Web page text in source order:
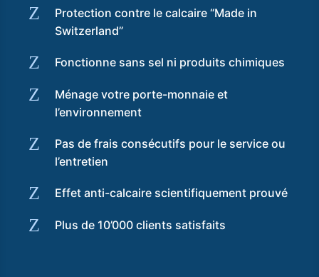
Z
Protection contre le calcaire “Made in
Switzerland”
Z Fonctionne sans sel ni produits chimiques
Z
Ménage votre porte-monnaie et
l’environnement
Z
Pas de frais consécutifs pour le service ou
l’entretien
Z Effet anti-calcaire scientifiquement prouvé
Z Plus de 10’000 clients satisfaits